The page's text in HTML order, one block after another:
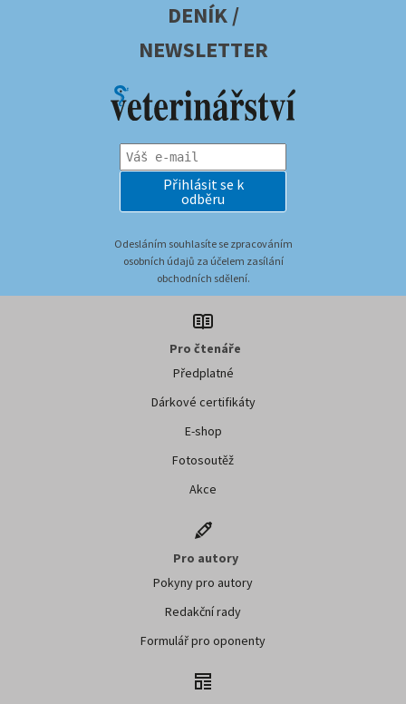
DENÍK /
NEWSLETTER
Přihlásit se k
odběru
Odesláním souhlasíte se zpracováním
osobních údajů za účelem zasílání
obchodních sdělení.
Pro čtenáře
Předplatné
Dárkové certifikáty
E-shop
Fotosoutěž
Akce
Pro autory
Pokyny pro autory
Redakční rady
Formulář pro oponenty